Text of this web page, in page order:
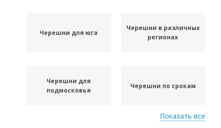
Черешни для юга
Черешни в различных
регионах
Черешни для
подмосковья
Черешни по срокам
Показать все